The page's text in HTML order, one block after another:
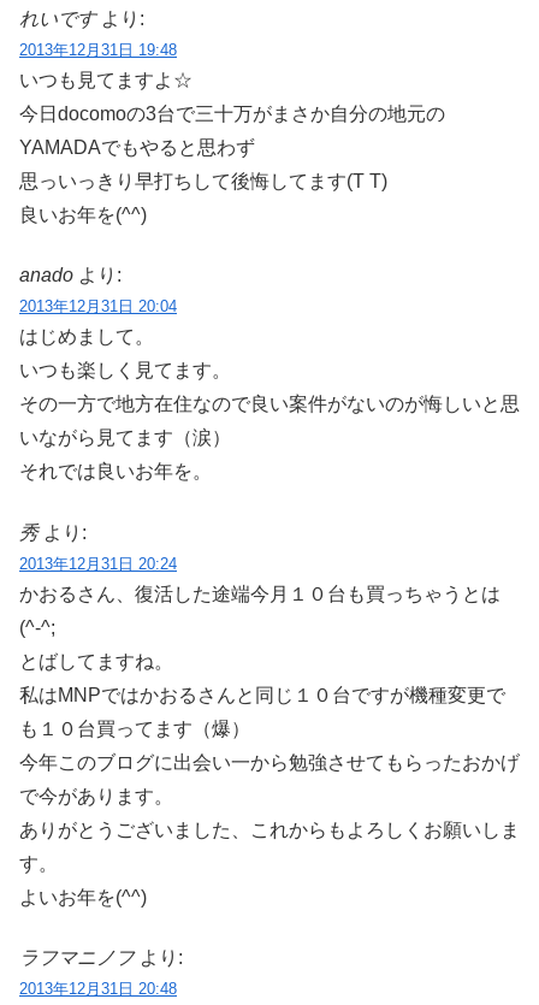
れいです より:
2013年12月31日 19:48
いつも見てますよ☆
今日docomoの3台で三十万がまさか自分の地元の
YAMADAでもやると思わず
思っいっきり早打ちして後悔してます(T T)
良いお年を(^^)
anado より:
2013年12月31日 20:04
はじめまして。
いつも楽しく見てます。
その一方で地方在住なので良い案件がないのが悔しいと思
いながら見てます（涙）
それでは良いお年を。
秀 より:
2013年12月31日 20:24
かおるさん、復活した途端今月１０台も買っちゃうとは
(^-^;
とばしてますね。
私はMNPではかおるさんと同じ１０台ですが機種変更で
も１０台買ってます（爆）
今年このブログに出会い一から勉強させてもらったおかげ
で今があります。
ありがとうございました、これからもよろしくお願いしま
す。
よいお年を(^^)
ラフマニノフ より:
2013年12月31日 20:48